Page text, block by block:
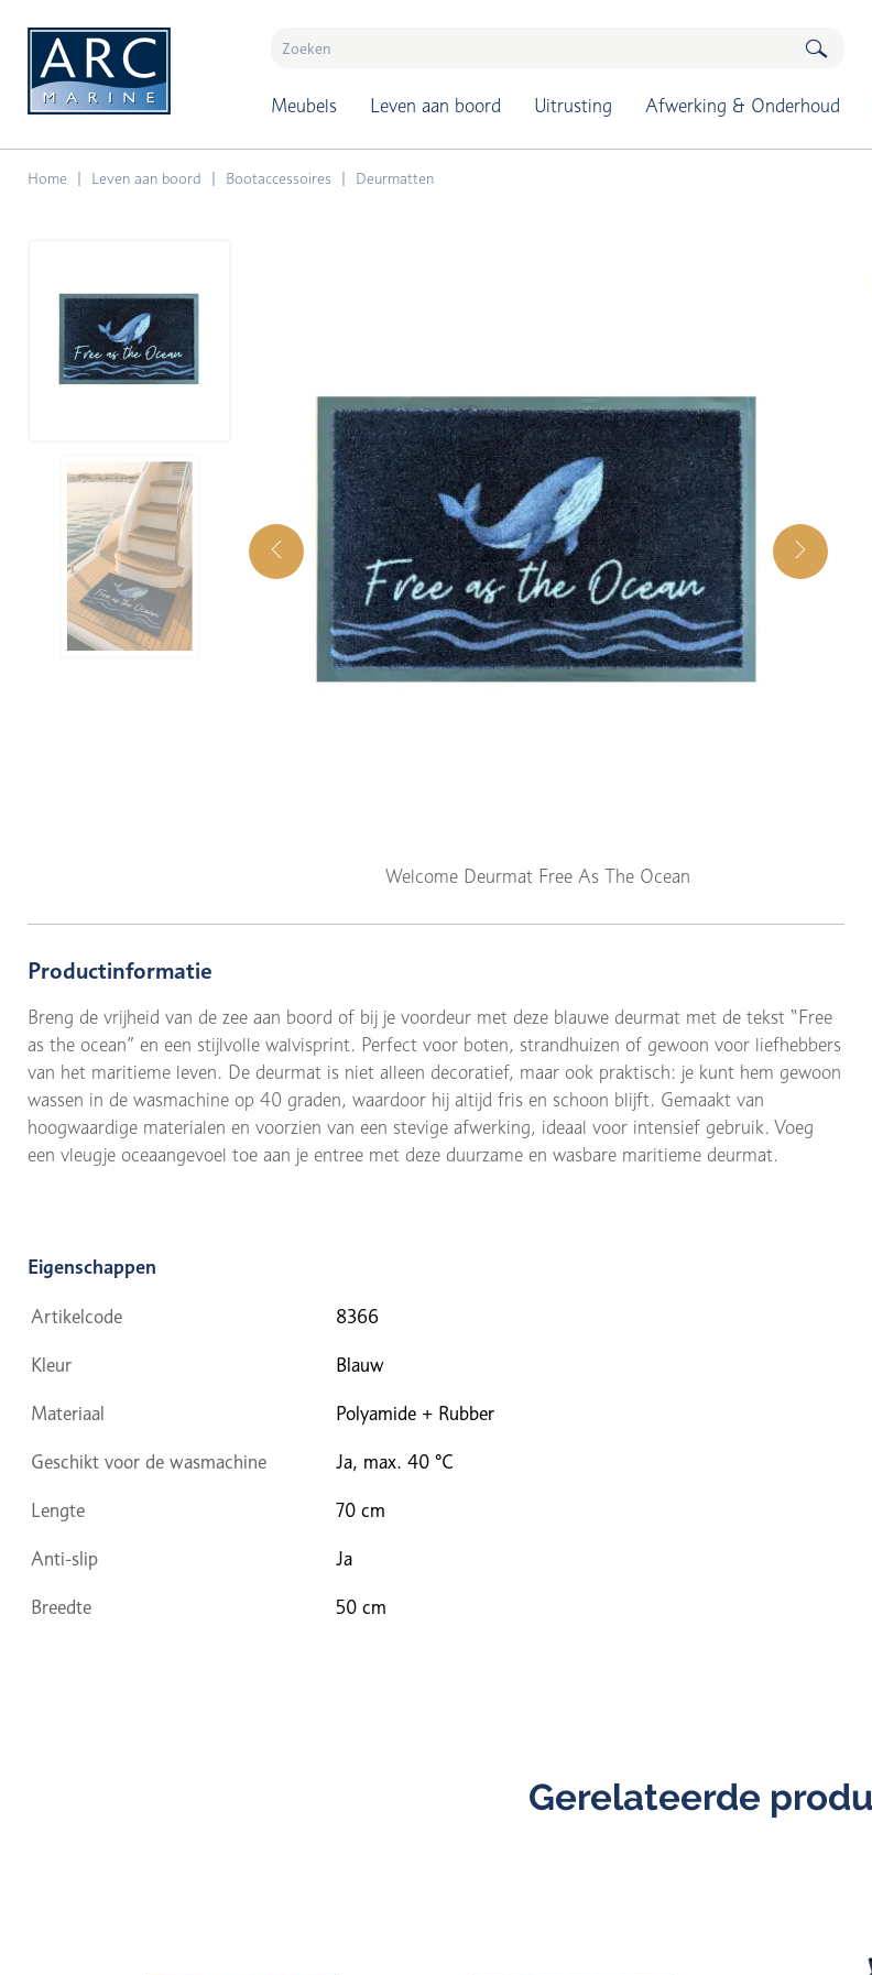
Meubels Leven aan boord Uitrusting Afwerking & Onderhoud
Home Leven aan boord Bootaccessoires Deurmatten
Welcome Deurmat Free As The Ocean
Productinformatie
Breng de vrijheid van de zee aan boord of bij je voordeur met deze blauwe deurmat met de tekst “Free
as the ocean” en een stijlvolle walvisprint. Perfect voor boten, strandhuizen of gewoon voor liefhebbers
van het maritieme leven. De deurmat is niet alleen decoratief, maar ook praktisch: je kunt hem gewoon
wassen in de wasmachine op 40 graden, waardoor hij altijd fris en schoon blijft. Gemaakt van
hoogwaardige materialen en voorzien van een stevige afwerking, ideaal voor intensief gebruik. Voeg
een vleugje oceaangevoel toe aan je entree met deze duurzame en wasbare maritieme deurmat.
Eigenschappen
Artikelcode 8366
Kleur Blauw
Materiaal Polyamide + Rubber
Geschikt voor de wasmachine Ja, max. 40 °C
Lengte 70 cm
Anti-slip Ja
Breedte 50 cm
Gerelateerde